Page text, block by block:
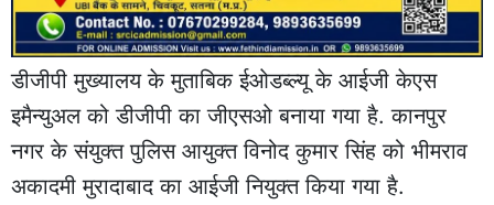
डीजीपी मुख्यालय के मुताबिक ईओडब्ल्यू के आईजी केएस
इमैन्युअल को डीजीपी का जीएसओ बनाया गया है. कानपुर
नगर के संयुक्त पुलिस आयुक्त विनोद कुमार सिंह को भीमराव
अकादमी मुरादाबाद का आईजी नियुक्त किया गया है.